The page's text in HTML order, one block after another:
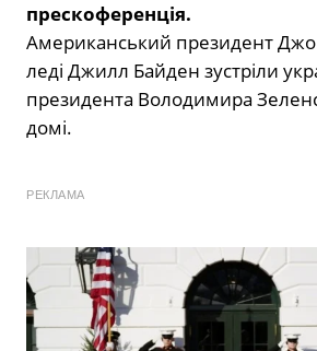
прескоференція.
Американський президент
леді Джилл Байден зустріли
президента Володимира
домі.
РЕКЛАМА